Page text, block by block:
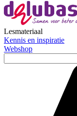
Lesmateriaal
Kennis en inspiratie
Webshop